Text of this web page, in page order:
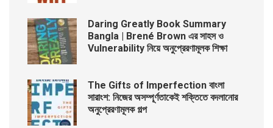
Daring Greatly Book Summary
Bangla | Brené Brown এর সাহস ও
Vulnerability নিয়ে অনুপ্রেরণামূলক শিক্ষা
The Gifts of Imperfection বাংলা
সারাংশ: নিজের অসম্পূর্ণতাকেই শক্তিতে বদলানোর
অনুপ্রেরণামূলক গল্প